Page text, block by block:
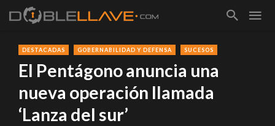
DESTACADAS GOBERNABILIDAD Y DEFENSA SUCESOS
El Pentágono anuncia una
nueva operación llamada
‘Lanza del sur’